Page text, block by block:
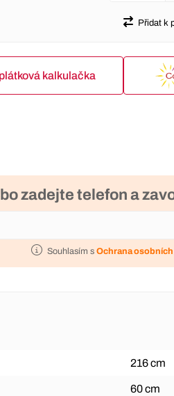
Přidat k
kalkulačka
zadejte telefon a
Souhlasím s Ochrana
216 cm
60 cm